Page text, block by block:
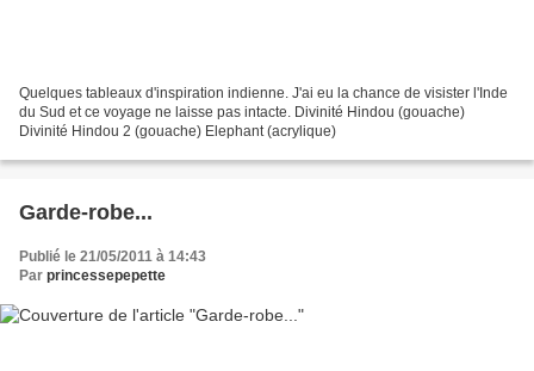
Quelques tableaux d'inspiration indienne. J'ai eu la chance de visister l'Inde
du Sud et ce voyage ne laisse pas intacte. Divinité Hindou (gouache)
Divinité Hindou 2 (gouache) Elephant (acrylique)
Garde-robe...
Publié le 21/05/2011 à 14:43
Par princessepepette